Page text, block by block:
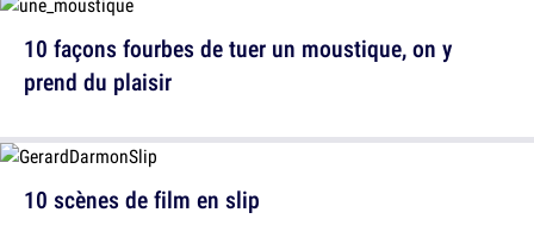
10 façons fourbes de tuer un moustique, on y
prend du plaisir
10 scènes de film en slip